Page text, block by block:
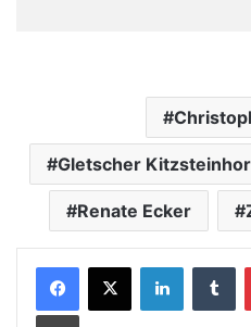
Gletscher
Renate Ecker